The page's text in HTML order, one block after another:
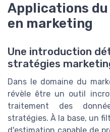
Applications
en marketing
Une introduction
stratégies
Dans le domaine du
révèle être un outil
traitement des
stratégies. À la base, un